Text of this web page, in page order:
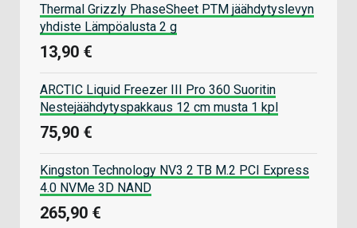
Thermal Grizzly PhaseSheet PTM jäähdytyslevyn
yhdiste Lämpöalusta 2 g
13,90 €
ARCTIC Liquid Freezer III Pro 360 Suoritin
Nestejäähdytyspakkaus 12 cm musta 1 kpl
75,90 €
Kingston Technology NV3 2 TB M.2 PCI Express
4.0 NVMe 3D NAND
265,90 €